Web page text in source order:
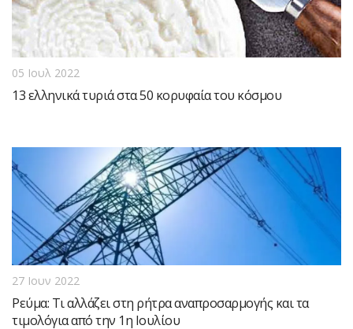
05 Ιουλ 2022
13 ελληνικά τυριά στα 50 κορυφαία του κόσμου
27 Ιουν 2022
Ρεύμα: Τι αλλάζει στη ρήτρα αναπροσαρμογής και τα
τιμολόγια από την 1η Ιουλίου